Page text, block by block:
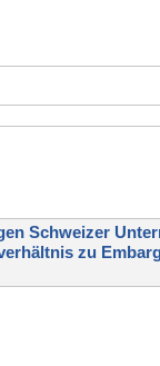
Schweizer
zu